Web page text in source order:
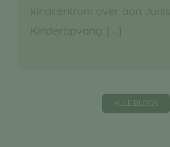
kindcentrum over aan Junis
Kinderopvang. […]
ALLE BLOGS